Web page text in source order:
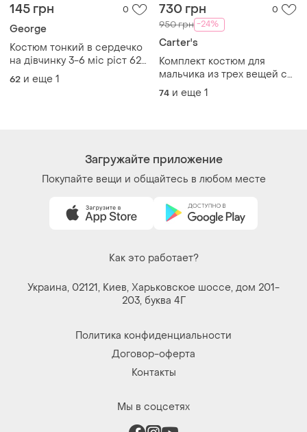
145 грн 0
George
Костюм тонкий в сердечко
на дівчинку 3-6 міс ріст 62-
68 від джордж верх дов 30,
шир 24.5, рукав 22.5, низ
62 и еще 1
730 грн 0
950 грн -24%
Carter's
Комплект костюм для
мальчика из трех вещей с
кардиганом картерс 12м -
76 см carter's боди штаны
74 и еще 1
Загружайте приложение
Покупайте вещи и общайтесь в любом месте
Как это работает?
Украина, 02121, Киев, Харьковское шоссе, дом 201-
203, буква 4Г
Политика конфиденциальности
Договор-оферта
Контакты
Мы в соцсетях